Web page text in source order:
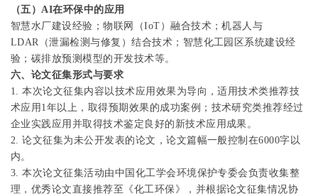
（五）AI在环保中的应用
智慧水厂建设经验；物联网（IoT ）融合技术；机器人与
LDAR （泄漏检测与修复）结合技术；智慧化工园区系统建设经
验；碳排放预测模型的开发技术等。
六、论文征集形式与要求
1.本次论文征集内容以技术应用效果为导向，适用技术类推荐技
术应用 1年以上，取得预期效果的成功案例；技术研究类推荐经过
企业实践应用并取得技术鉴定良好的新技术应用成果。
2.论文征集为未公开发表的论文，论文篇幅一般控制在6000字以
内。
3.本次论文征集活动由中国化工学会环境保护专委会负责收集整
理，优秀论文直接推荐至《化工环保》，并根据论文征集情况协